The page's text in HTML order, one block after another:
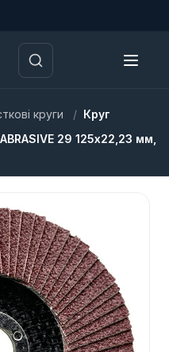
круги / Круг
29 125х22,23 мм,